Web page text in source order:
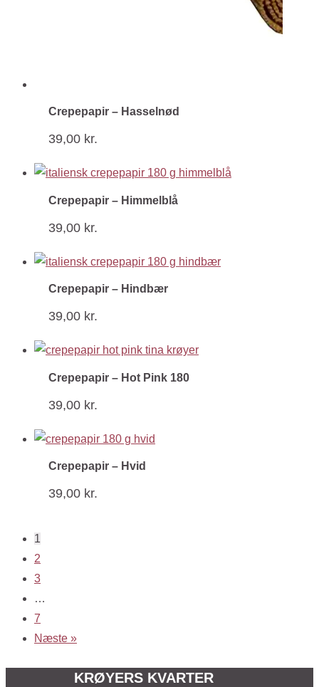
Crepepapir – Hasselnød
39,00 kr.
Crepepapir – Himmelblå
39,00 kr.
Crepepapir – Hindbær
39,00 kr.
Crepepapir – Hot Pink 180
39,00 kr.
Crepepapir – Hvid
39,00 kr.
1
2
3
…
7
Næste »
KRØYERS KVARTER